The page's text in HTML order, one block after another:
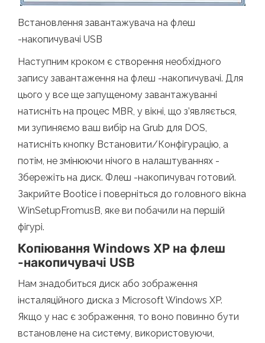
Встановлення завантажувача на флеш
-накопичувачі USB
Наступним кроком є ​​створення необхідного
запису завантаження на флеш -накопичувачі. Для
цього у все ще запущеному завантажуванні
натисніть на процес MBR, у вікні, що з’являється,
ми зупиняємо ваш вибір на Grub для DOS,
натисніть кнопку Встановити/Конфігурацію, а
потім, не змінюючи нічого в налаштуваннях -
Збережіть на диск. Флеш -накопичувач готовий.
Закрийте Bootice і поверніться до головного вікна
WinSetupFromusB, яке ви побачили на першій
фігурі.
Копіювання Windows XP на флеш
-накопичувачі USB
Нам знадобиться диск або зображення
інсталяційного диска з Microsoft Windows XP.
Якщо у нас є зображення, то воно повинно бути
встановлене на систему, використовуючи,